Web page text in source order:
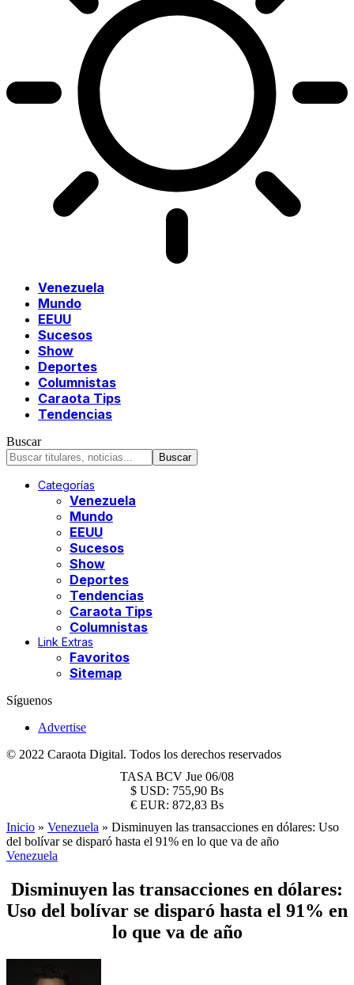
Venezuela
Mundo
EEUU
Sucesos
Show
Deportes
Columnistas
Caraota Tips
Tendencias
Buscar
Categorías
Venezuela
Mundo
EEUU
Sucesos
Show
Deportes
Tendencias
Caraota Tips
Columnistas
Link Extras
Favoritos
Sitemap
Síguenos
Advertise
© 2022 Caraota Digital. Todos los derechos reservados
TASA BCV Jue 06/08
$ USD: 755,90 Bs
€ EUR: 872,83 Bs
Inicio » Venezuela » Disminuyen las transacciones en dólares: Uso
del bolívar se disparó hasta el 91% en lo que va de año
Venezuela
Disminuyen las transacciones en dólares:
Uso del bolívar se disparó hasta el 91% en
lo que va de año